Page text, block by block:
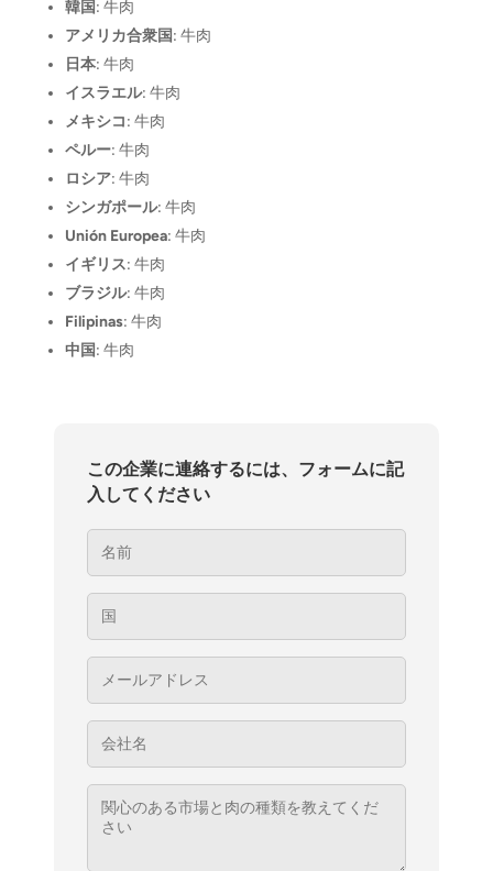
韓国: 牛肉
アメリカ合衆国: 牛肉
日本: 牛肉
イスラエル: 牛肉
メキシコ: 牛肉
ペルー: 牛肉
ロシア: 牛肉
シンガポール: 牛肉
Unión Europea: 牛肉
イギリス: 牛肉
ブラジル: 牛肉
Filipinas: 牛肉
中国: 牛肉
この企業に連絡するには、フォームに記
入してください